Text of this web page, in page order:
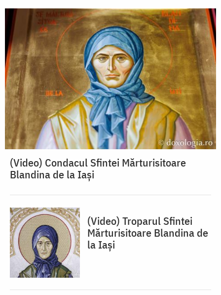
(Video) Condacul Sfintei Mărturisitoare
Blandina de la Iași
(Video) Troparul Sfintei
Mărturisitoare Blandina de
la Iași